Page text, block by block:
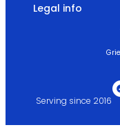
Legal info
Serving since 2016